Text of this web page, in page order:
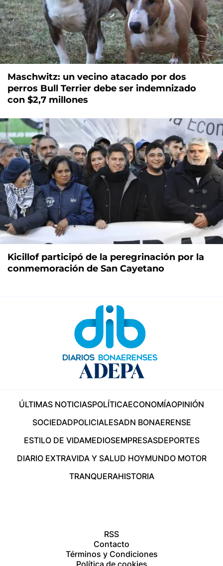
Maschwitz: un vecino atacado por dos
perros Bull Terrier debe ser indemnizado
con $2,7 millones
Kicillof participó de la peregrinación por la
conmemoración de San Cayetano
ÚLTIMAS NOTICIASPOLÍTICAECONOMÍAOPINIÓN
SOCIEDADPOLICIALESADN BONAERENSE
ESTILO DE VIDAMEDIOSEMPRESASDEPORTES
DIARIO EXTRAVIDA Y SALUD HOYMUNDO MOTOR
TRANQUERAHISTORIA
RSS
Contacto
Términos y Condiciones